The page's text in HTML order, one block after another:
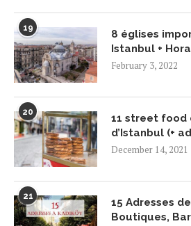
19
8 églises
Istanbul +
February 3, 2022
20
11 street food
d’Istanbul (+
December 14, 2021
21
15 Adresses
Boutiques,